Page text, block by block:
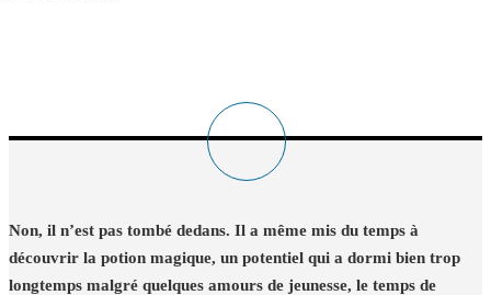
Non, il n’est pas tombé dedans. Il a même mis du temps à
découvrir la potion magique, un potentiel qui a dormi bien trop
longtemps malgré quelques amours de jeunesse, le temps de